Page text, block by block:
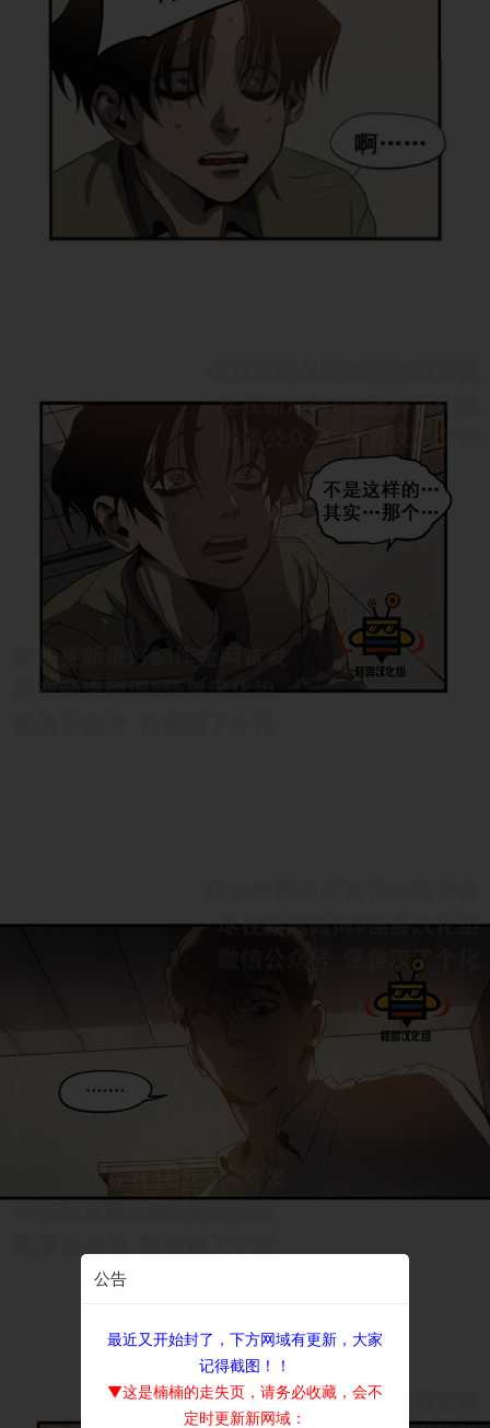
公告
最近又开始封了，下方网域有更新，大家
记得截图！！
▼这是楠楠的走失页，请务必收藏，会不
定时更新新网域：